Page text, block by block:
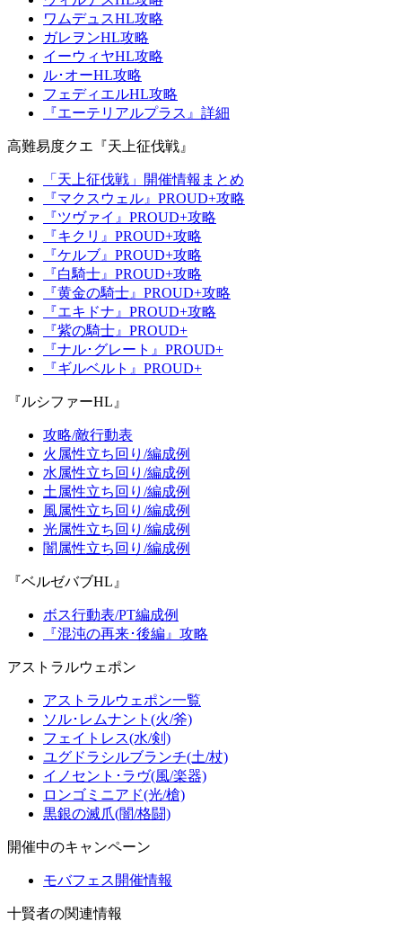
ワムデュスHL攻略
ガレヲンHL攻略
イーウィヤHL攻略
ル･オーHL攻略
フェディエルHL攻略
『エーテリアルプラス』詳細
高難易度クエ『天上征伐戦』
「天上征伐戦」開催情報まとめ
『マクスウェル』PROUD+攻略
『ツヴァイ』PROUD+攻略
『キクリ』PROUD+攻略
『ケルブ』PROUD+攻略
『白騎士』PROUD+攻略
『黄金の騎士』PROUD+攻略
『エキドナ』PROUD+攻略
『紫の騎士』PROUD+
『ナル･グレート』PROUD+
『ギルベルト』PROUD+
『ルシファーHL』
攻略/敵行動表
火属性立ち回り/編成例
水属性立ち回り/編成例
土属性立ち回り/編成例
風属性立ち回り/編成例
光属性立ち回り/編成例
闇属性立ち回り/編成例
『ベルゼバブHL』
ボス行動表/PT編成例
『混沌の再来･後編』攻略
アストラルウェポン
アストラルウェポン一覧
ソル･レムナント(火/斧)
フェイトレス(水/剣)
ユグドラシルブランチ(土/杖)
イノセント･ラヴ(風/楽器)
ロンゴミニアド(光/槍)
黒銀の滅爪(闇/格闘)
開催中のキャンペーン
モバフェス開催情報
十賢者の関連情報